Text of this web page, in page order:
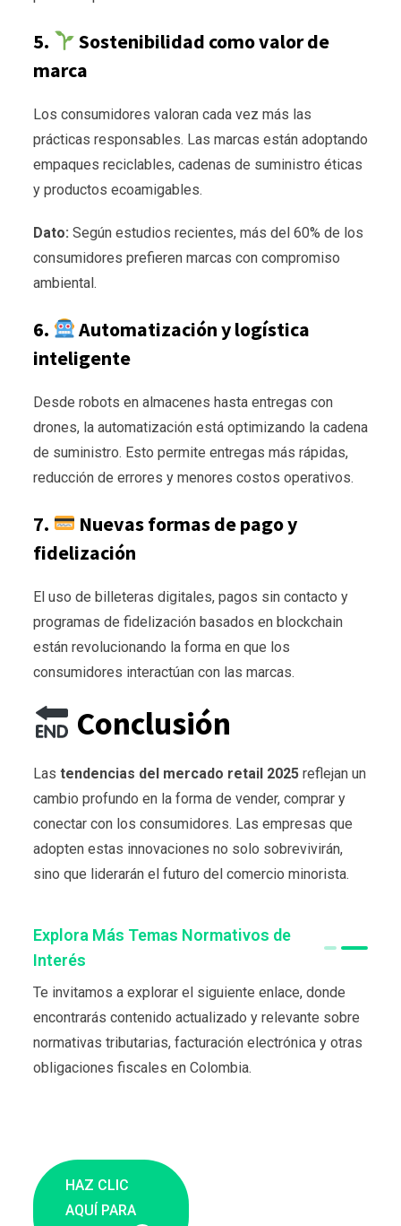
5.
Sostenibilidad como valor de
marca
Los consumidores valoran cada vez más las
prácticas responsables. Las marcas están adoptando
empaques reciclables, cadenas de suministro éticas
y productos ecoamigables.
Dato: Según estudios recientes, más del 60% de los
consumidores prefieren marcas con compromiso
ambiental.
6.
Automatización y logística
inteligente
Desde robots en almacenes hasta entregas con
drones, la automatización está optimizando la cadena
de suministro. Esto permite entregas más rápidas,
reducción de errores y menores costos operativos.
7.
Nuevas formas de pago y
fidelización
El uso de billeteras digitales, pagos sin contacto y
programas de fidelización basados en blockchain
están revolucionando la forma en que los
consumidores interactúan con las marcas.
Conclusión
Las tendencias del mercado retail 2025 reflejan un
cambio profundo en la forma de vender, comprar y
conectar con los consumidores. Las empresas que
adopten estas innovaciones no solo sobrevivirán,
sino que liderarán el futuro del comercio minorista.
Explora Más Temas Normativos de
Interés
Te invitamos a explorar el siguiente enlace, donde
encontrarás contenido actualizado y relevante sobre
normativas tributarias, facturación electrónica y otras
obligaciones fiscales en Colombia.
HAZ CLIC
AQUÍ PARA